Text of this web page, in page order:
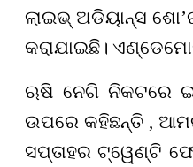
ଲାଇଭ୍‌ ଅଡିୟାନ୍ସ
କରାଯାଇଛି।
ଋଷି ନେଗି ନିକଟରେ
ଉପରେ କହିଛନ୍ତି ,
ସପ୍ତାହର ଟ୍ୱେଣ୍ଟି